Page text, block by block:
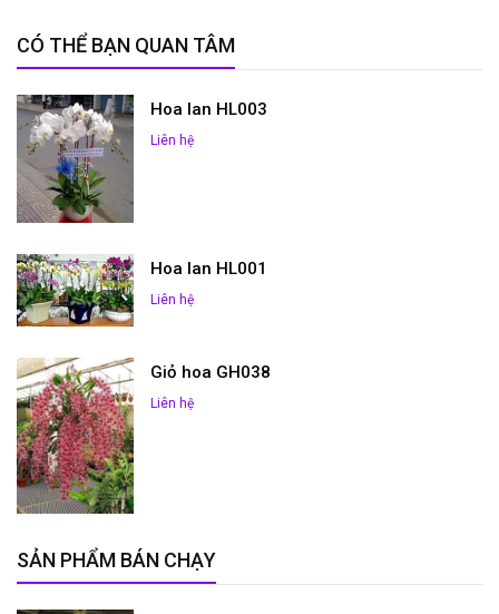
CÓ THỂ BẠN QUAN TÂM
Hoa lan HL003
Liên hệ
Hoa lan HL001
Liên hệ
Giỏ hoa GH038
Liên hệ
SẢN PHẨM BÁN CHẠY